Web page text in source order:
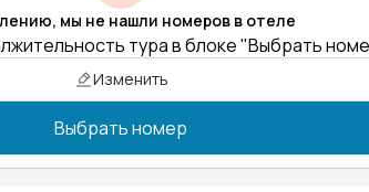
мы не нашли номеров в отеле
тура в блоке "Выбрать
Изменить
Выбрать номер